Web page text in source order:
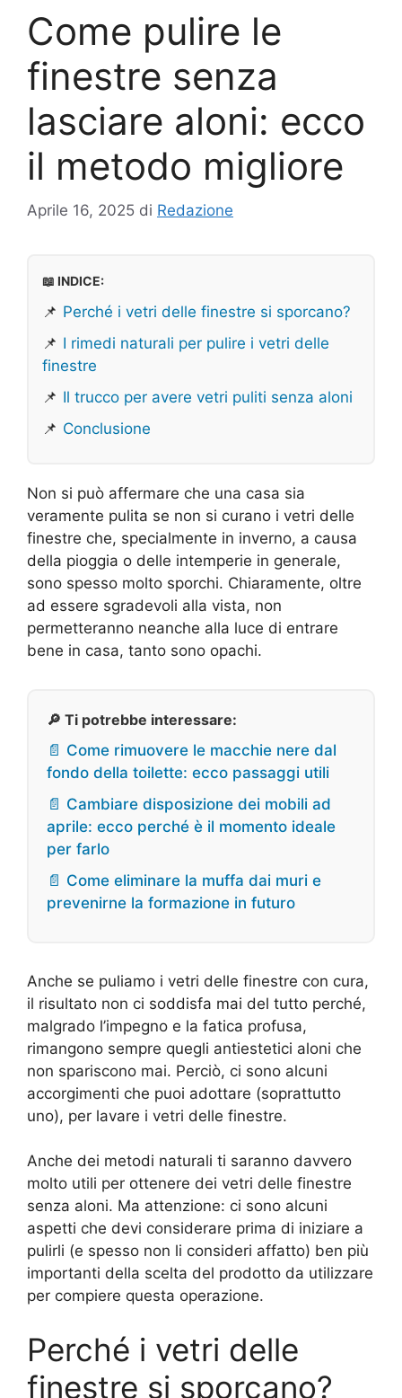
Come pulire le
finestre senza
lasciare aloni: ecco
il metodo migliore
Aprile 16, 2025 di Redazione
📖 INDICE:
📌 Perché i vetri delle finestre si sporcano?
📌 I rimedi naturali per pulire i vetri delle
finestre
📌 Il trucco per avere vetri puliti senza aloni
📌 Conclusione
Non si può affermare che una casa sia
veramente pulita se non si curano i vetri delle
finestre che, specialmente in inverno, a causa
della pioggia o delle intemperie in generale,
sono spesso molto sporchi. Chiaramente, oltre
ad essere sgradevoli alla vista, non
permetteranno neanche alla luce di entrare
bene in casa, tanto sono opachi.
🔎 Ti potrebbe interessare:
📄 Come rimuovere le macchie nere dal
fondo della toilette: ecco passaggi utili
📄 Cambiare disposizione dei mobili ad
aprile: ecco perché è il momento ideale
per farlo
📄 Come eliminare la muffa dai muri e
prevenirne la formazione in futuro
Anche se puliamo i vetri delle finestre con cura,
il risultato non ci soddisfa mai del tutto perché,
malgrado l’impegno e la fatica profusa,
rimangono sempre quegli antiestetici aloni che
non spariscono mai. Perciò, ci sono alcuni
accorgimenti che puoi adottare (soprattutto
uno), per lavare i vetri delle finestre.
Anche dei metodi naturali ti saranno davvero
molto utili per ottenere dei vetri delle finestre
senza aloni. Ma attenzione: ci sono alcuni
aspetti che devi considerare prima di iniziare a
pulirli (e spesso non li consideri affatto) ben più
importanti della scelta del prodotto da utilizzare
per compiere questa operazione.
Perché i vetri delle
finestre si sporcano?